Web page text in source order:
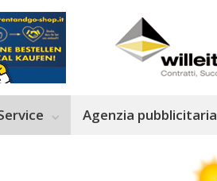
Agenzia pubblicitaria